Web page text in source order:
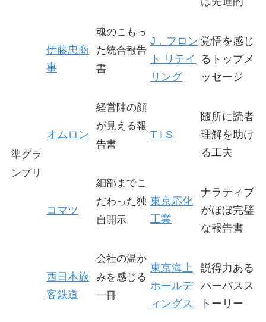
準グラ
ンプリ
伊藤忠商
事
魂のこもっ
た統合報告
書
J．フロン
ト リテイ
リング
覚悟を感じ
るトップメ
ッセージ
オムロン
経営陣の顔
が見える報
告書
T I S
随所に読者
理解を助け
る工夫
コマツ
細部までこ
だわった独
自開示
東京応化
工業
ナラティブ
がほぼ完璧
な報告書
西日本旅
客鉄道
会社の温か
みを感じる
一冊
東京海上
ホールデ
ィングス
説得力ある
パーパスス
トーリー